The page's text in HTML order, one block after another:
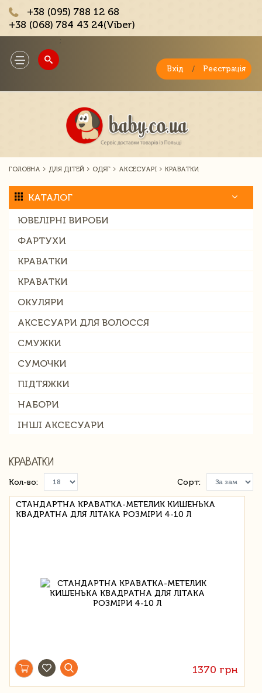
+38 (095) 788 12 68
+38 (068) 784 43 24(Viber)
Toggle
navigation
Вхід / Реєстрація
ГОЛОВНА ДЛЯ ДІТЕЙ ОДЯГ АКСЕСУАРІ КРАВАТКИ
КАТАЛОГ
ЮВЕЛІРНІ ВИРОБИ
ФАРТУХИ
КРАВАТКИ
КРАВАТКИ
ОКУЛЯРИ
АКСЕСУАРИ ДЛЯ ВОЛОССЯ
СМУЖКИ
СУМОЧКИ
ПІДТЯЖКИ
НАБОРИ
ІНШІ АКСЕСУАРИ
КРАВАТКИ
Кол-во: Сорт:
СТАНДАРТНА КРАВАТКА-МЕТЕЛИК КИШЕНЬКА
КВАДРАТНА ДЛЯ ЛІТАКА РОЗМІРИ 4-10 Л
1370 грн